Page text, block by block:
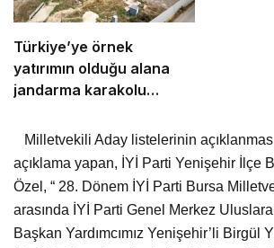
Türkiye’ye örnek
yatırımın olduğu alana
jandarma karakolu
Milletvekili Aday listelerinin
açıklama yapan, İYİ Parti Yenişehir İlçe
Özel, “ 28. Dönem İYİ Parti Bursa
arasında İYİ Parti Genel Merkez
Başkan Yardımcımız Yenişehir’li Birgül